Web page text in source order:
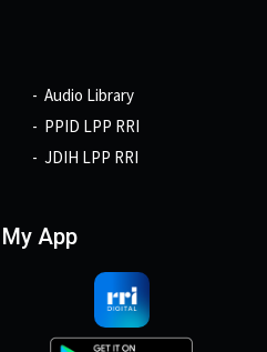
Audio Library
PPID LPP RRI
JDIH LPP RRI
App